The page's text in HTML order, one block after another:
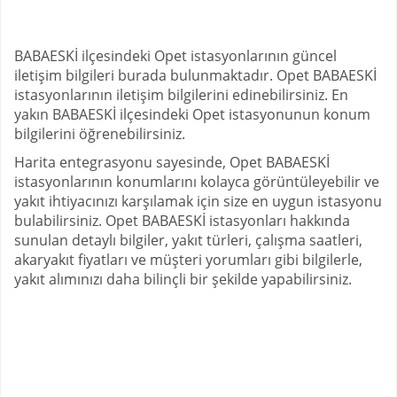
BABAESKİ ilçesindeki Opet istasyonlarının güncel
iletişim bilgileri burada bulunmaktadır. Opet BABAESKİ
istasyonlarının iletişim bilgilerini edinebilirsiniz. En
yakın BABAESKİ ilçesindeki Opet istasyonunun konum
bilgilerini öğrenebilirsiniz.
Harita entegrasyonu sayesinde, Opet BABAESKİ
istasyonlarının konumlarını kolayca görüntüleyebilir ve
yakıt ihtiyacınızı karşılamak için size en uygun istasyonu
bulabilirsiniz. Opet BABAESKİ istasyonları hakkında
sunulan detaylı bilgiler, yakıt türleri, çalışma saatleri,
akaryakıt fiyatları ve müşteri yorumları gibi bilgilerle,
yakıt alımınızı daha bilinçli bir şekilde yapabilirsiniz.